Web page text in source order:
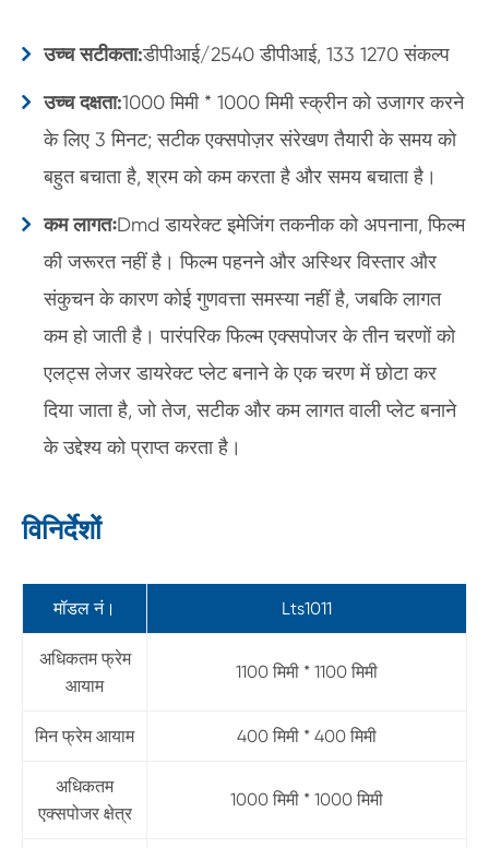
उच्च सटीकता:डीपीआई/2540 डीपीआई, 133 1270 संकल्प
उच्च दक्षता:1000 मिमी * 1000 मिमी स्क्रीन को उजागर करने
के लिए 3 मिनट; सटीक एक्सपोज़र संरेखण तैयारी के समय को
बहुत बचाता है, श्रम को कम करता है और समय बचाता है।
कम लागतःDmd डायरेक्ट इमेजिंग तकनीक को अपनाना, फिल्म
की जरूरत नहीं है। फिल्म पहनने और अस्थिर विस्तार और
संकुचन के कारण कोई गुणवत्ता समस्या नहीं है, जबकि लागत
कम हो जाती है। पारंपरिक फिल्म एक्सपोजर के तीन चरणों को
एलट्स लेजर डायरेक्ट प्लेट बनाने के एक चरण में छोटा कर
दिया जाता है, जो तेज, सटीक और कम लागत वाली प्लेट बनाने
के उद्देश्य को प्राप्त करता है।
विनिर्देशों
मॉडल नं। Lts1011
अधिकतम फ्रेम
आयाम
1100 मिमी * 1100 मिमी
मिन फ्रेम आयाम 400 मिमी * 400 मिमी
अधिकतम
एक्सपोजर क्षेत्र
1000 मिमी * 1000 मिमी